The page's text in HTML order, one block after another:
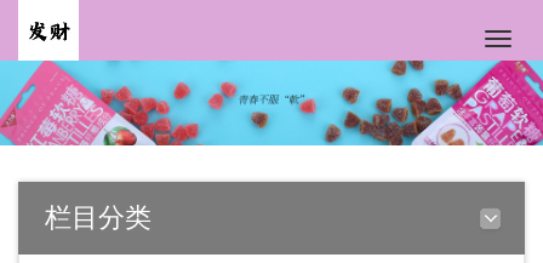
Toggle
栏目分类